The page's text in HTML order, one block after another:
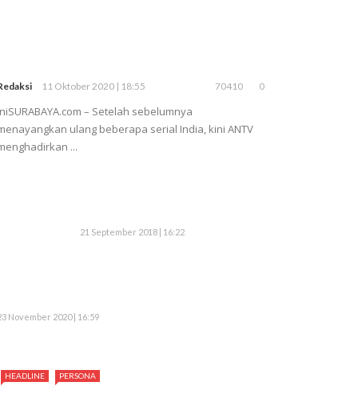
11 Oktober 2020 | 18:55 70410 0
– Setelah sebelumnya
ulang beberapa serial India, kini ANTV
...
21 September 2018 | 16:22
November 2020 | 16:59
HEADLINE PERSONA